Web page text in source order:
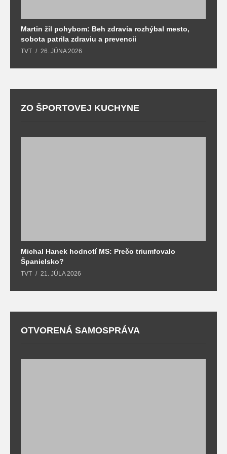
Martin žil pohybom: Beh zdravia rozhýbal mesto,
sobota patrila zdraviu a prevencii
TVT 26. JÚNA 2026
ZO ŠPORTOVEJ KUCHYNE
Michal Hanek hodnotí MS: Prečo triumfovalo
Španielsko?
TVT 21. JÚLA 2026
OTVORENÁ SAMOSPRÁVA